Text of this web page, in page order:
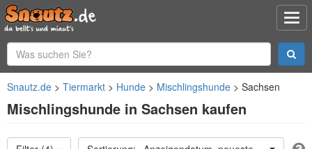
Snautz.de Tiermarkt Hunde Mischlingshunde Sachsen
Mischlingshunde in Sachsen kaufen